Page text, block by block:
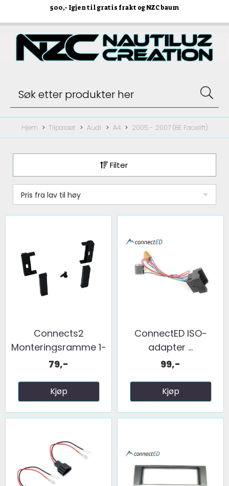
500,- Igjen til gratis frakt og NZC baum
Hjem Tilpasset Audi A4 2005 - 2007 (8E Facelift)
Filter
Pris fra lav til høy
Connects2
Monteringsramme 1-
DIN Audi ...
79,-
Kjøp
ConnectED ISO-
adapter ...
99,-
Kjøp